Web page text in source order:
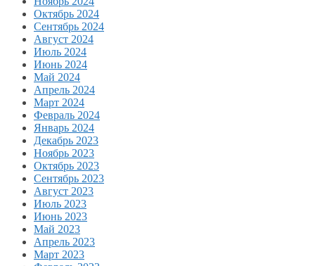
Октябрь 2024
Сентябрь 2024
Август 2024
Июль 2024
Июнь 2024
Май 2024
Апрель 2024
Март 2024
Февраль 2024
Январь 2024
Декабрь 2023
Ноябрь 2023
Октябрь 2023
Сентябрь 2023
Август 2023
Июль 2023
Июнь 2023
Май 2023
Апрель 2023
Март 2023